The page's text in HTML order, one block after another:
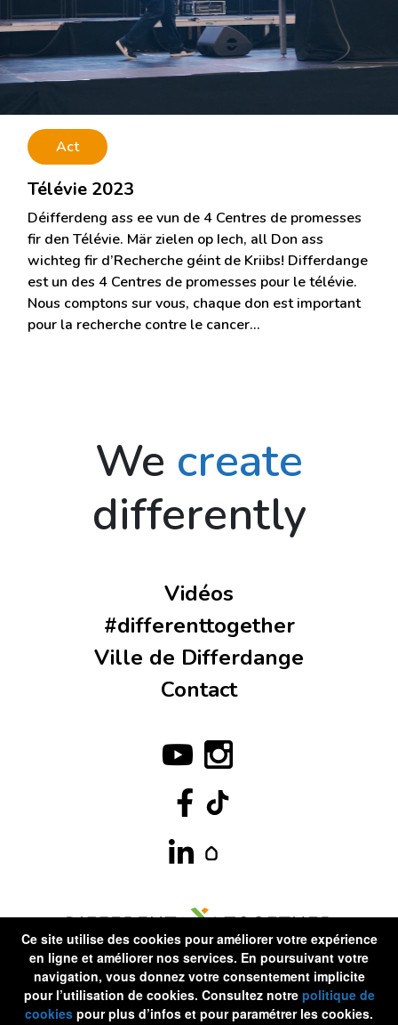
Act
Télévie 2023
Déifferdeng ass ee vun de 4 Centres de promesses
fir den Télévie. Mär zielen op Iech, all Don ass
wichteg fir d’Recherche géint de Kriibs! Differdange
est un des 4 Centres de promesses pour le télévie.
Nous comptons sur vous, chaque don est important
pour la recherche contre le cancer…
We create
differently
Vidéos
#differenttogether
Ville de Differdange
Contact
Ce site utilise des cookies pour améliorer votre expérience
en ligne et améliorer nos services. En poursuivant votre
navigation, vous donnez votre consentement implicite
pour l’utilisation de cookies. Consultez notre politique de
cookies pour plus d’infos et pour paramétrer les cookies.